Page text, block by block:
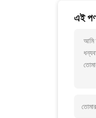
এই
আমি